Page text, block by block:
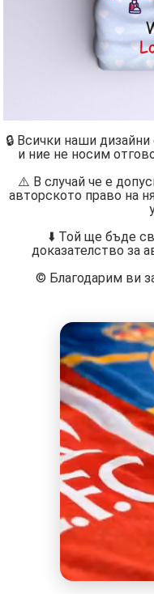
🔒 Всички наши
и ние не носим
⚠️ В случай че е
авторското право на
⬇️ Той ще бъде
доказателство за
©️ Благодарим ви